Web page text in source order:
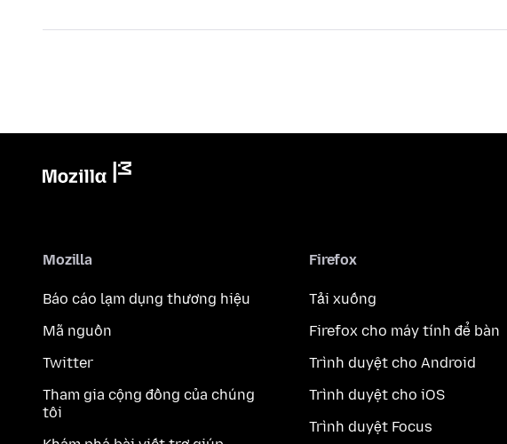
Mozilla
Báo cáo lạm dụng thương hiệu
Mã nguồn
Twitter
Tham gia cộng đồng của chúng
tôi
Firefox
Tải xuống
Firefox cho máy tính để bàn
Trình duyệt cho Android
Trình duyệt cho iOS
Trình duyệt Focus